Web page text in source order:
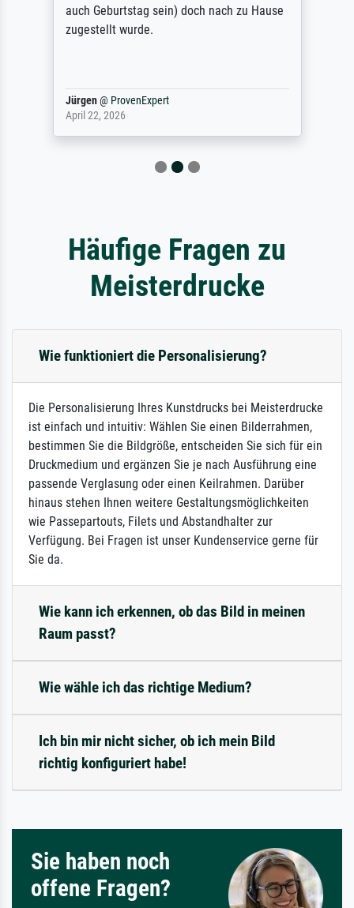
auch Geburtstag sein) doch nach zu Hause
zugestellt wurde.
Jürgen@ ProvenExpert
April 22, 2026
Häufige Fragen zu
Meisterdrucke
Wie funktioniert die Personalisierung?
Die Personalisierung Ihres Kunstdrucks bei Meisterdrucke
ist einfach und intuitiv: Wählen Sie einen Bilderrahmen,
bestimmen Sie die Bildgröße, entscheiden Sie sich für ein
Druckmedium und ergänzen Sie je nach Ausführung eine
passende Verglasung oder einen Keilrahmen. Darüber
hinaus stehen Ihnen weitere Gestaltungsmöglichkeiten
wie Passepartouts, Filets und Abstandhalter zur
Verfügung. Bei Fragen ist unser Kundenservice gerne für
Sie da.
Wie kann ich erkennen, ob das Bild in meinen
Raum passt?
Wie wähle ich das richtige Medium?
Ich bin mir nicht sicher, ob ich mein Bild
richtig konfiguriert habe!
Sie haben noch
offene Fragen?